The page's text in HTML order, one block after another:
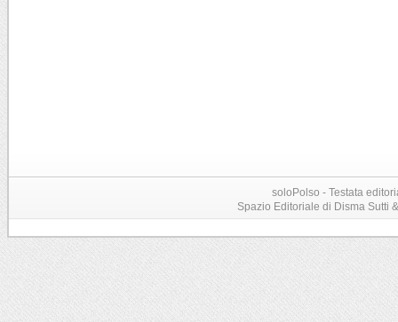
soloPolso - Testata
Spazio Editoriale di Disma Sutti